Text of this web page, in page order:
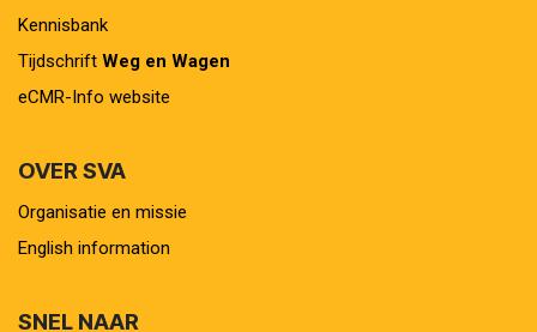
Kennisbank
Tijdschrift Weg en Wagen
eCMR-Info website
OVER SVA
Organisatie en missie
English information
SNEL NAAR